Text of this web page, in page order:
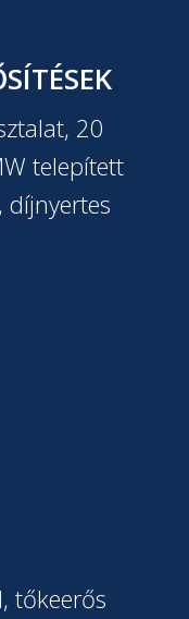
20
telepített
díjnyertes
tőkeerős